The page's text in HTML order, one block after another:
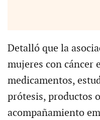
Detalló que la
mujeres con cáncer
medicamentos,
prótesis, productos
acompañamiento